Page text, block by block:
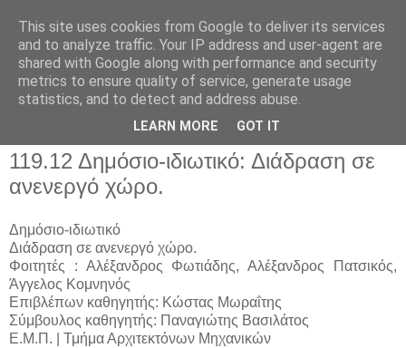
119.12 Δημόσιο-ιδιωτικό: Διάδραση σε
ανενεργό χώρο.
Δημόσιο-ιδιωτικό
Διάδραση σε ανενεργό χώρο.
Φοιτητές : Αλέξανδρος Φωτιάδης, Αλέξανδρος Πατσικός,
Άγγελος Κομνηνός
Επιβλέπων καθηγητής: Κώστας Μωραΐτης
Σύμβουλος καθηγητής: Παναγιώτης Βασιλάτος
Ε.Μ.Π. | Τμήμα Αρχιτεκτόνων Μηχανικών
This site uses cookies from Google to deliver its services
and to analyze traffic. Your IP address and user-agent are
shared with Google along with performance and security
metrics to ensure quality of service, generate usage
statistics, and to detect and address abuse.
LEARN MORE GOT IT